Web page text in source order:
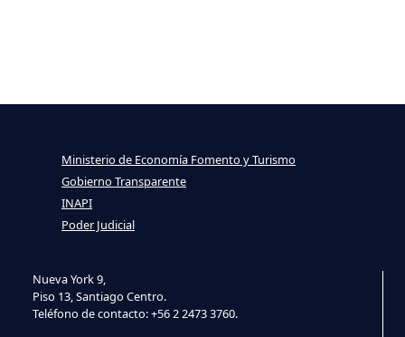
Nueva York 9,
Piso 13, Santiago Centro.
Teléfono de contacto: +56 2 2473 3760.
Ministerio de Economía Fomento y Turismo
Gobierno Transparente
INAPI
Poder Judicial